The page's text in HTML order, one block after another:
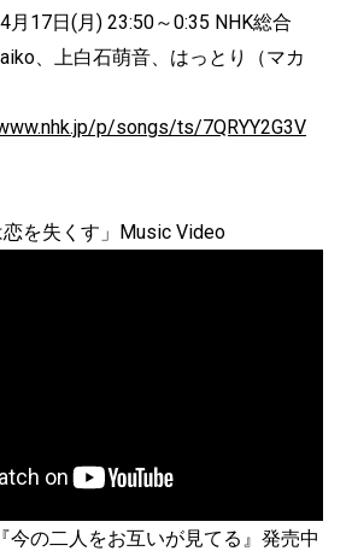
月17日(月) 23:50～0:35 NHK総合
、上白石萌音、はっとり（マカ
p/songs/ts/7QRYY2G3V
を失くす」Music Video
今の二人をお互いが見てる』発売中